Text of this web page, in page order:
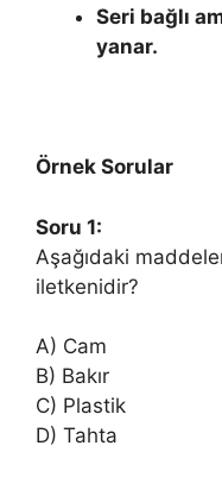
Seri bağlı
yanar.
Örnek Sorular
Soru 1:
Aşağıdaki
iletkenidir?
A) Cam
B) Bakır
C) Plastik
D) Tahta